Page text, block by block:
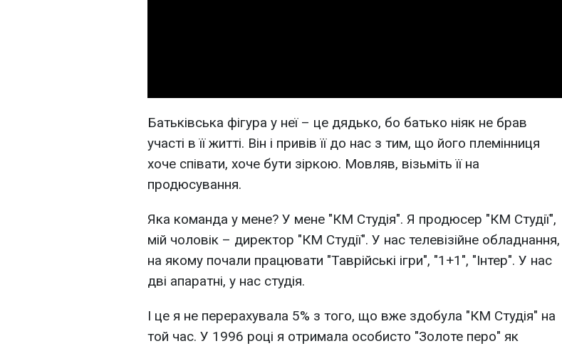
Батьківська фігура у неї – це дядько, бо батько ніяк не брав
участі в її житті. Він і привів її до нас з тим, що його племінниця
хоче співати, хоче бути зіркою. Мовляв, візьміть її на
продюсування.
Яка команда у мене? У мене "КМ Студія". Я продюсер "КМ Студії",
мій чоловік – директор "КМ Студії". У нас телевізійне обладнання,
на якому почали працювати "Таврійські ігри", "1+1", "Інтер". У нас
дві апаратні, у нас студія.
І це я не перерахувала 5% з того, що вже здобула "КМ Студія" на
той час. У 1996 році я отримала особисто "Золоте перо" як